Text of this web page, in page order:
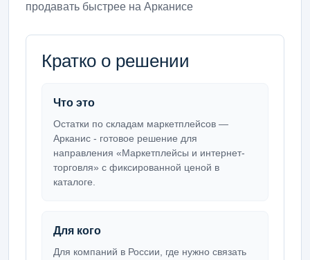
продавать быстрее на Арканисе
Кратко о решении
Что это
Остатки по складам маркетплейсов —
Арканис - готовое решение для
направления «Маркетплейсы и интернет-
торговля» с фиксированной ценой в
каталоге.
Для кого
Для компаний в России, где нужно связать